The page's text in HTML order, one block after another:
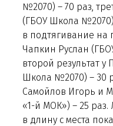
№2070) – 70 раз,
(ГБОУ Школа №2070)
в подтягивание на
Чапкин Руслан
второй результат
Школа №2070) – 30
Самойлов Игорь и
«1-й МОК») – 25
в длину с места